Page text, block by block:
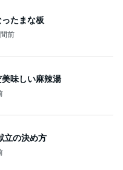
たまな板
前
味しい麻辣湯
立の決め方